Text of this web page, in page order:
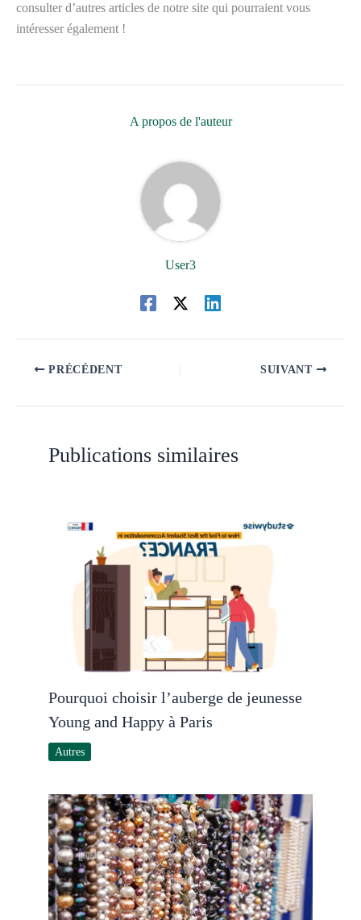
consulter d’autres articles de notre site qui pourraient vous
intéresser également !
A propos de l'auteur
User3
PRÉCÉDENT SUIVANT
Publications similaires
Pourquoi choisir l’auberge de jeunesse
Young and Happy à Paris
Autres